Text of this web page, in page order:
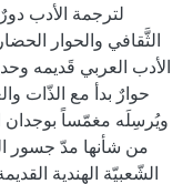
لترجمة الأدب
الثَّقافي والحوار
الأدب العربي قَديمه
حوارٌ بدأ مع الذّات
ويُرسِلَه مغمّساً بوجدان
من شأنها مدّ جسور
الشّعبيّة الهندية